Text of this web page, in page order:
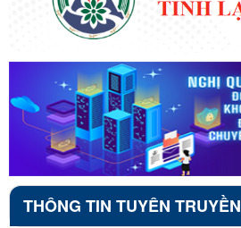
THÔNG TIN TUYÊN TRUYỀN